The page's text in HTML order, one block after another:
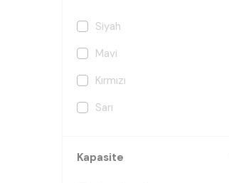
Siyah
Mavi
Kırmızı
Sarı
Kapasite